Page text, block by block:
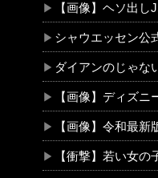
【画像】ヘソ出しJK
シャウエッセン公
ダイアンのじゃない方
【画像】ディズニーのおいなり
【画像】令和最新版の剛力
【衝撃】若い女の子からする「甘